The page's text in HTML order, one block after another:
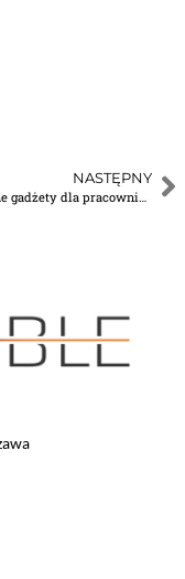
NASTĘPNY
Świąteczne gadżety dla pracowników – jak wybrać idealny prezent firmowy?